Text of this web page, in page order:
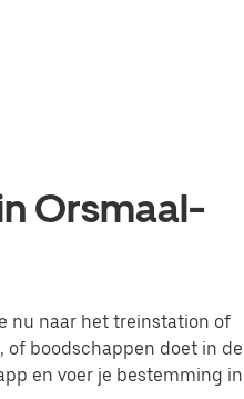
Orsmaal-
nu naar het treinstation of
boodschappen doet in de
en voer je bestemming in